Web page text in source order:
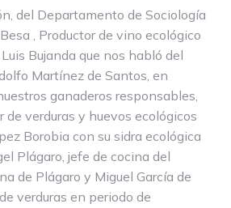
del Departamento de Sociología
, Productor de vino ecológico
Bujanda que nos habló del
Martínez de Santos, en
ganaderos responsables,
de verduras y huevos ecológicos
Borobia con su sidra ecológica
Plágaro, jefe de cocina del
de Plágaro y Miguel García de
verduras en periodo de